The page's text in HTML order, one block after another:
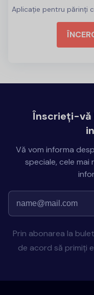
Aplicație pentru părinți
Înscrieți-vă
Vă vom informa
speciale, cele
Prin abonarea la
de acord să primiți